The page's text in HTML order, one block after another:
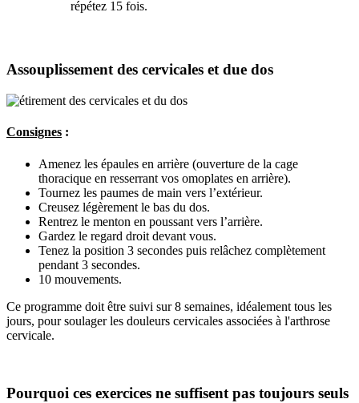
répétez 15 fois.
Assouplissement des cervicales et due dos
Consignes :
Amenez les épaules en arrière (ouverture de la cage
thoracique en resserrant vos omoplates en arrière).
Tournez les paumes de main vers l’extérieur.
Creusez légèrement le bas du dos.
Rentrez le menton en poussant vers l’arrière.
Gardez le regard droit devant vous.
Tenez la position 3 secondes puis relâchez complètement
pendant 3 secondes.
10 mouvements.
Ce programme doit être suivi sur 8 semaines, idéalement tous les
jours, pour soulager les douleurs cervicales associées à l'arthrose
cervicale.
Pourquoi ces exercices ne suffisent pas toujours seuls